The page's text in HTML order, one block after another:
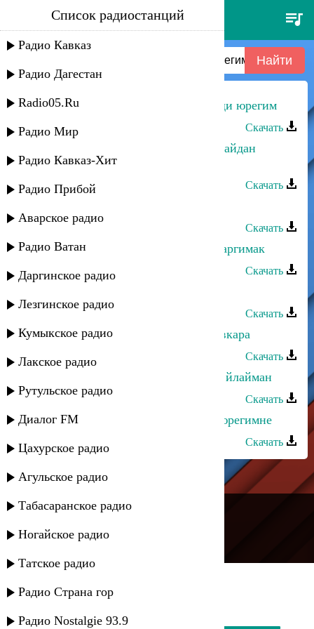
арсланбек султанбеков -
авирийди юрегим
Список радиостанций
Радио Кавказ
Радио Дагестан
Radio05.Ru
Радио Мир
Радио Кавказ-Хит
Радио Прибой
Аварское радио
Радио Ватан
Даргинское радио
Лезгинское радио
Кумыкское радио
Лакское радио
Рутульское радио
Диалог FM
Цахурское радио
Агульское радио
Табасаранское радио
Ногайское радио
Татское радио
Радио Страна гор
Радио Nostalgie 93.9
Арсланбек Султанбеков - Авирийди юрегим
Скачать
Арсланбек Султанбеков - Тулпар кайдан
табарсин
Скачать
Скачать
Арсланбек Султанбеков - Аримас аргимак
Скачать
Скачать
Арсланбек Султанбеков - Акшалувкара
Скачать
Амир Мухтаров - Юрегимнен мен йлайман
Скачать
Адиль Уцумуев - Сен бир барсан юрегимне
Скачать
---
Русское радио